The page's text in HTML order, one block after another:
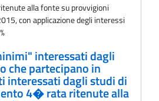
alla fonte su provvigioni
con applicazione degli interessi
interessati dagli
che partecipano in
dagli studi di
4� rata ritenute alla